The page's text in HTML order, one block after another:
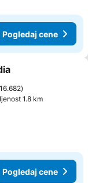
Pogledaj cene
16.682
1.8 km
Pogledaj cene